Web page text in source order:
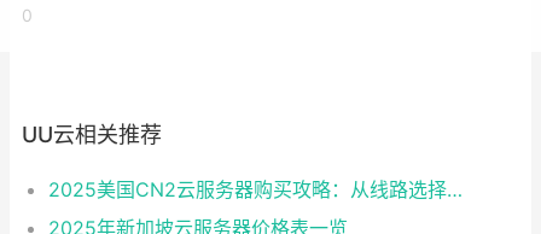
0
UU云相关推荐
2025美国CN2云服务器购买攻略：从线路选择到实操最全指南
2025年新加坡云服务器价格表一览